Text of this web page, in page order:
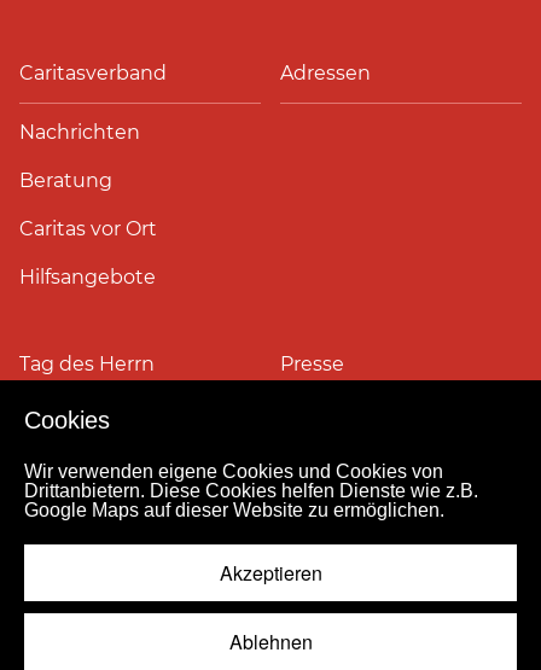
Cookies
Wir verwenden eigene Cookies und Cookies von
Drittanbietern. Diese Cookies helfen Dienste wie z.B.
Google Maps auf dieser Website zu ermöglichen.
Akzeptieren
Ablehnen
Caritasverband
Nachrichten
Beratung
Caritas vor Ort
Hilfsangebote
Adressen
Tag des Herrn Presse
Impressum
© 2026